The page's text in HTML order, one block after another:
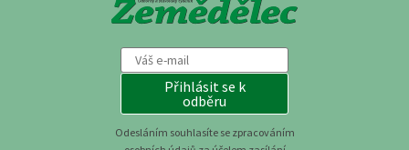
Přihlásit se k
odběru
Odesláním souhlasíte se zpracováním